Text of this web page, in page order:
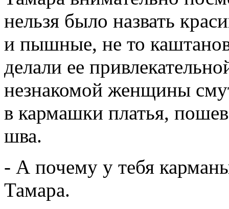
нельзя было назвать
и пышные, не то
делали ее
незнакомой женщины
в кармашки платья,
шва.
- А почему у тебя
Тамара.